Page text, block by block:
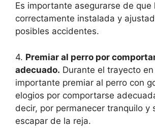
Es importante asegurarse de que
correctamente instalada y
posibles accidentes.
4. Premiar al perro por
adecuado. Durante el trayecto
importante premiar al perro con
elogios por comportarse
decir, por permanecer tranquilo y
escapar de la reja.